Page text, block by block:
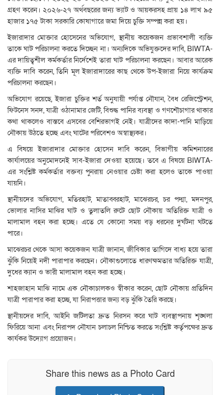
গ্রহণ করেন। ২০২৬-২৭ অর্থবছরের জন্য ভ্যাট ও আয়করসহ প্রায় ১৪ লাখ ৯৫
হাজার ১৭৫ টাকা সরকারি কোষাগারে জমা দিয়ে চুক্তি সম্পন্ন করা হয়।
ইজারাদার মোক্তার হোসেনের অভিযোগ, স্থানীয় কয়েকজন প্রভাবশালী ব্যক্তি
তাকে ঘাট পরিচালনা করতে দিচ্ছেন না। অন্যদিকে অভিযুক্তদের দাবি, BIWTA-
এর দায়িত্বশীল কর্মকর্তার নির্দেশেই তারা ঘাট পরিচালনা করছেন। আবার আরেক
ব্যক্তি দাবি করেন, তিনি মূল ইজারাদারের কাছ থেকে উপ-ইজারা নিয়ে কার্যক্রম
পরিচালনা করছেন।
অভিযোগ রয়েছে, ইজারা চুক্তির শর্ত অনুযায়ী পর্যাপ্ত নৌযান, বৈধ রেজিস্ট্রেশন,
ফিটনেস সনদ, যাত্রী ওঠানামার জেটি, বিশুদ্ধ পানির ব্যবস্থা ও গণশৌচাগার থাকার
কথা থাকলেও বাস্তবে এসবের বেশিরভাগই নেই। যাত্রীদের কাদা-পানি মাড়িয়ে
নৌকায় উঠতে হচ্ছে এবং ঘাটের পরিবেশও অস্বাস্থ্যকর।
এ বিষয়ে ইজারাদার মোক্তার হোসেন দাবি করেন, বিভাগীয় কমিশনারের
কার্যালয়ের অনুমোদনেই সাব-ইজারা দেওয়া হয়েছে। তবে এ বিষয়ে BIWTA-
এর সংশ্লিষ্ট কর্মকর্তার বক্তব্য পুনরায় নেওয়ার চেষ্টা করা হলেও তাকে পাওয়া
যায়নি।
স্থানীয়দের অভিযোগ, মতিরহাট, মাতাব্বরহাট, মাঝেরচর, চর পদ্মা, মদনপুর,
ভোলার নাসির মাঝির ঘাট ও তুলাতলি রুটে ছোট নৌকায় অতিরিক্ত যাত্রী ও
মালামাল বহন করা হচ্ছে। এতে যে কোনো সময় বড় ধরনের দুর্ঘটনা ঘটতে
পারে।
মাঝেরচর থেকে আসা কয়েকজন যাত্রী জানান, জীবিকার তাগিদে বাধ্য হয়ে তারা
ঝুঁকি নিয়েই নদী পারাপার করছেন। নৌকাগুলোতে ধারণক্ষমতার অতিরিক্ত যাত্রী,
দুধের ক্যান ও ভারী মালামাল বহন করা হচ্ছে।
শাহজাহান মাঝি নামে এক নৌকাচালকও স্বীকার করেন, ছোট নৌকায় প্রতিদিন
যাত্রী পারাপার করা হচ্ছে, যা নিরাপত্তার জন্য বড় ঝুঁকি তৈরি করছে।
স্থানীয়দের দাবি, আইনি জটিলতা দ্রুত নিরসন করে ঘাট ব্যবস্থাপনায় শৃঙ্খলা
ফিরিয়ে আনা এবং নিরাপদ নৌযান চলাচল নিশ্চিত করতে সংশ্লিষ্ট কর্তৃপক্ষের দ্রুত
কার্যকর উদ্যোগ প্রয়োজন।
Share this news as a Photo Card